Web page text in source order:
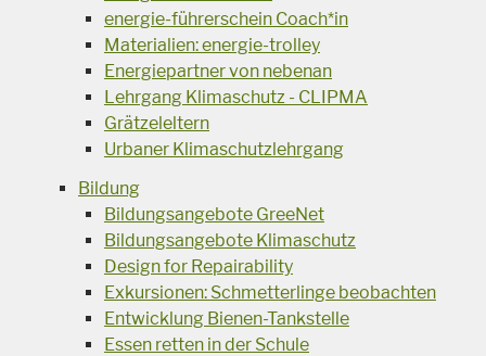
energie-führerschein Coach*in
Materialien: energie-trolley
Energiepartner von nebenan
Lehrgang Klimaschutz - CLIPMA
Grätzeleltern
Urbaner Klimaschutzlehrgang
Bildung
Bildungsangebote GreeNet
Bildungsangebote Klimaschutz
Design for Repairability
Exkursionen: Schmetterlinge beobachten
Entwicklung Bienen-Tankstelle
Essen retten in der Schule